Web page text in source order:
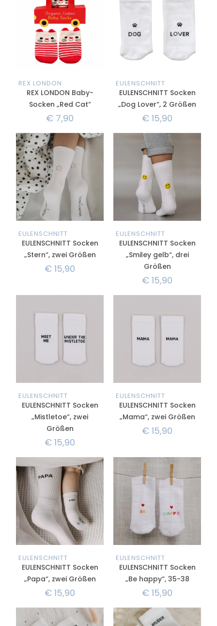
REX LONDON
REX LONDON Baby-
Socken „Red Cat“
€ 7,90
EULENSCHNITT
EULENSCHNITT Socken
„Dog Lover“, 2 Größen
€ 15,90
EULENSCHNITT
EULENSCHNITT Socken
„Stern“, zwei Größen
€ 15,90
EULENSCHNITT
EULENSCHNITT Socken
„Smiley gelb“, drei
Größen
€ 15,90
EULENSCHNITT
EULENSCHNITT Socken
„Mistletoe“, zwei
Größen
€ 15,90
EULENSCHNITT
EULENSCHNITT Socken
„Mama“, zwei Größen
€ 15,90
EULENSCHNITT
EULENSCHNITT Socken
„Papa“, zwei Größen
€ 15,90
EULENSCHNITT
EULENSCHNITT Socken
„Be happy“, 35-38
€ 15,90